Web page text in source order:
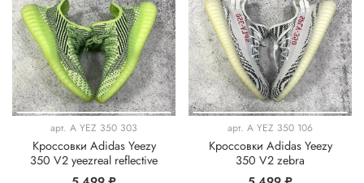
арт. A YEZ 350 303
Кроссовки Adidas Yeezy
350 V2 yeezreal reflective
арт. A YEZ 350 106
Кроссовки Adidas Yeezy
350 V2 zebra